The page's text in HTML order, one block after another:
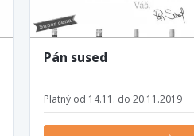
Pán sused
Platný od 14.11. do 20.11.2019